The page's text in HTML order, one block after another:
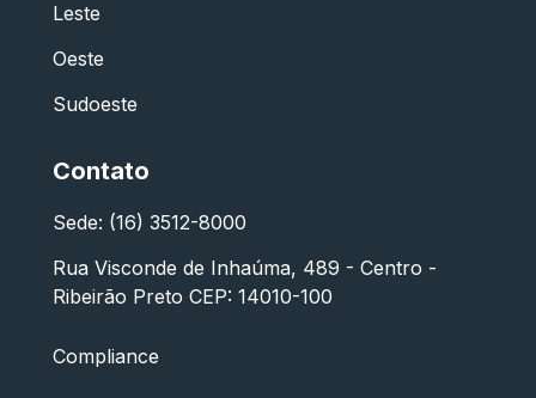
Leste
Oeste
Sudoeste
Contato
Sede: (16) 3512-8000
Rua Visconde de Inhaúma, 489 - Centro -
Ribeirão Preto CEP: 14010-100
Compliance